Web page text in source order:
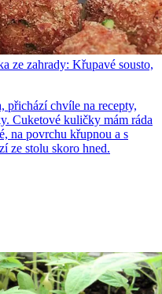
ze zahrady: Křupavé sousto,
přichází chvíle na recepty,
Cuketové kuličky mám ráda
na povrchu křupnou a s
ze stolu skoro hned.